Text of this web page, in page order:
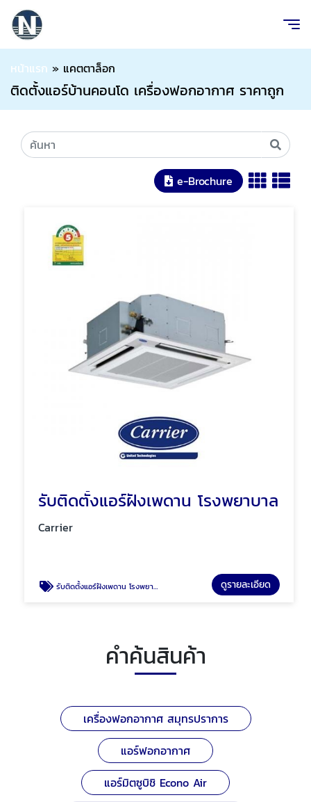
หน้าแรก » แคตตาล็อก
ติดตั้งแอร์บ้านคอนโด เครื่องฟอกอากาศ ราคาถูก
e-Brochure
รับติดตั้งแอร์ฝังเพดาน โรงพยาบาล
Carrier
รับติดตั้งแอร์ฝังเพดาน โรงพยาบาล ดูรายละเอียด
คำค้นสินค้า
เครื่องฟอกอากาศ สมุทรปราการ
แอร์ฟอกอากาศ
แอร์มิตซูบิชิ Econo Air